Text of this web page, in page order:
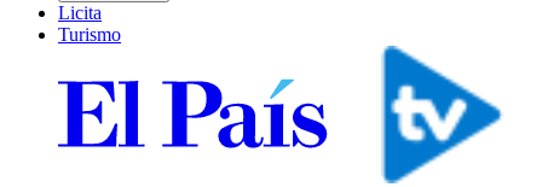
Licita
Turismo